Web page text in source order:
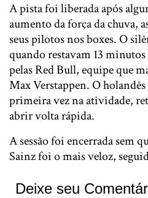
A pista foi liberada após
aumento da força da chuva,
seus pilotos nos boxes. O
quando restavam 13 minutos
pelas Red Bull, equipe que
Max Verstappen. O holandês
primeira vez na atividade,
abrir volta rápida.
A sessão foi encerrada sem
Sainz foi o mais veloz,
Deixe seu